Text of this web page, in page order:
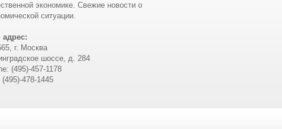
экономике. Свежие новости о
ситуации.
адрес:
г. Москва
шоссе, д. 284
(495)-457-1178
(495)-478-1445